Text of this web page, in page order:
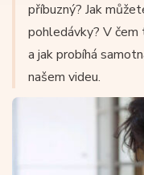
příbuzný? Jak
pohledávky? V čem
a jak probíhá
našem videu.